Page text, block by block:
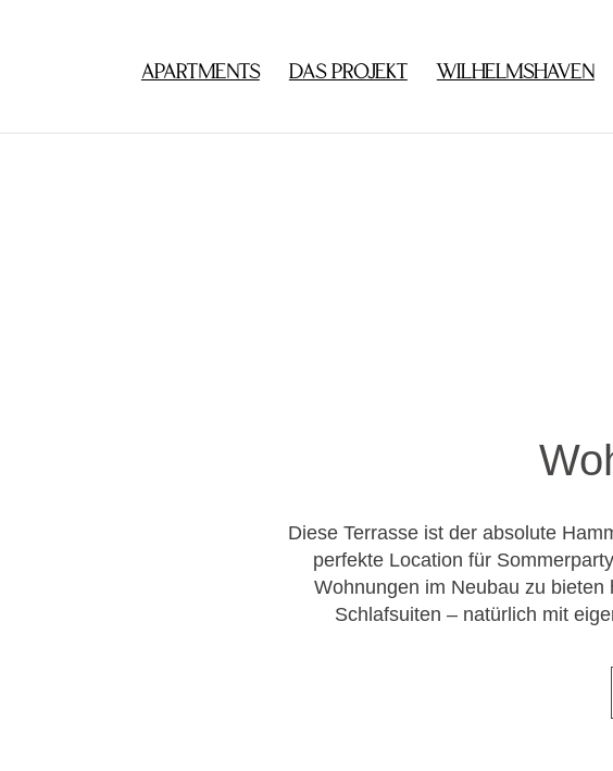
APARTMENTS DAS PROJEKT WILHELMSHAVEN
Diese Terrasse ist der absolute
perfekte Location für
Wohnungen im Neubau zu
Schlafsuiten – natürlich mit